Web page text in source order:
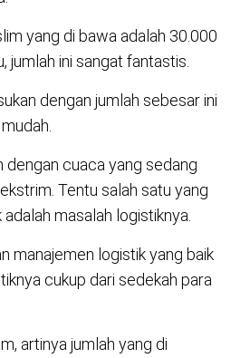
yang di bawa adalah 30.000
jumlah ini sangat fantastis.
dengan jumlah sebesar ini
dengan cuaca yang sedang
Tentu salah satu yang
masalah logistiknya.
manajemen logistik yang baik
cukup dari sedekah para
artinya jumlah yang di